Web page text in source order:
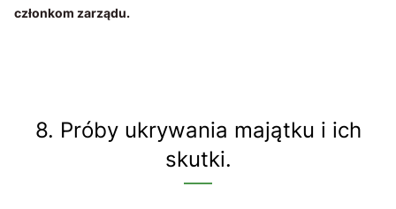
członkom zarządu.
8. Próby ukrywania majątku i ich
skutki.